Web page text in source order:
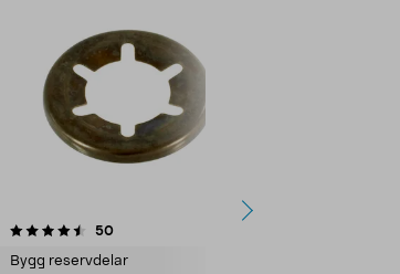
50recensioner
Bygg reservdelar
4.5 av 5 stjärnor